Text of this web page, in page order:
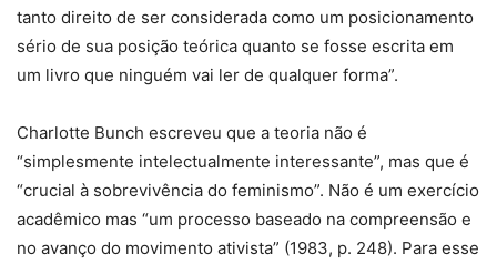
tanto direito de ser considerada como um posicionamento
sério de sua posição teórica quanto se fosse escrita em
um livro que ninguém vai ler de qualquer forma”.
Charlotte Bunch escreveu que a teoria não é
“simplesmente intelectualmente interessante”, mas que é
“crucial à sobrevivência do feminismo”. Não é um exercício
acadêmico mas “um processo baseado na compreensão e
no avanço do movimento ativista” (1983, p. 248). Para esse